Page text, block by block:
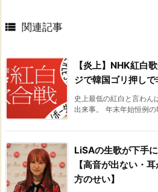
 関連記事
【炎上】NHK紅白
ジで韓国ゴリ押し
史上最低の紅白と言わん
出来事。 年末年始恒例の
LiSAの生歌が下手
【高音が出ない・
方のせい】